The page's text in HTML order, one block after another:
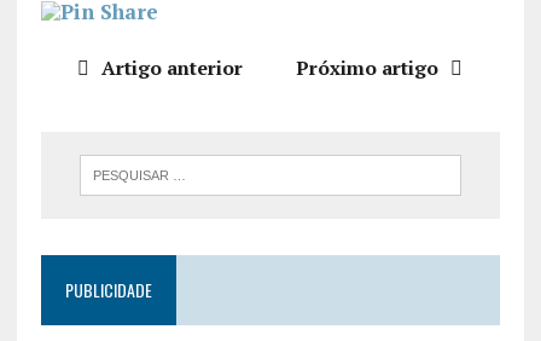
RAR
Artigo anterior Próximo artigo
PUBLICIDADE